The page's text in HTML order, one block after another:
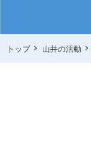
トップ 山井の活動